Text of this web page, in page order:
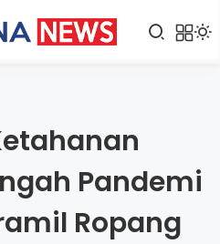
Pandemi
Ropang